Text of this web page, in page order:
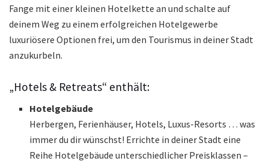
Fange mit einer kleinen Hotelkette an und schalte auf
deinem Weg zu einem erfolgreichen Hotelgewerbe
luxuriösere Optionen frei, um den Tourismus in deiner Stadt
anzukurbeln.
„Hotels & Retreats“ enthält:
Hotelgebäude
Herbergen, Ferienhäuser, Hotels, Luxus-Resorts … was
immer du dir wünschst! Errichte in deiner Stadt eine
Reihe Hotelgebäude unterschiedlicher Preisklassen –